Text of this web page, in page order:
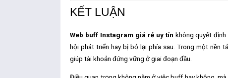
KẾT LUẬN
Web buff Instagram giá rẻ uy tín không quyết
hội phát triển hay bị bỏ lại phía sau . Trong một nền
giúp tài khoản đứng vững ở giai đoạn đầu.